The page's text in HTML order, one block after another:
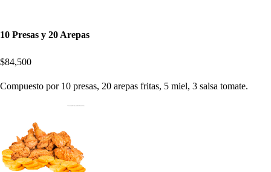
10 Presas y 20 Arepas
$84,500
Compuesto por 10 presas, 20 arepas fritas, 5 miel, 3 salsa tomate.